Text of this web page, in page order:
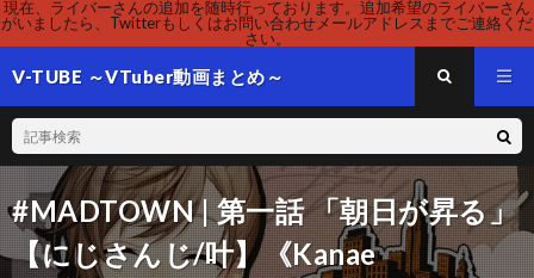
現在、ライバーさんの追加を随時行っております。追加希望のライバーさん
がいましたら、Twitterもしくはお問い合わせメールアドレスまでご連絡くだ
さい。
V-TUBE ～VTuber動画まとめ～
#MADTOWN | 第一話 「朝日が昇る」
【にじさんじ/叶】《Kanae